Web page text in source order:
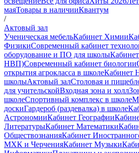
маяТовары в наличииКвантум
/
Актовый зал
Ученическая мебельКабинет Химии
ФизикиСовременный кабинет
оборудование и ПО для школы
НВП)Современный кабинет биологии
открытия агрокласса в школеКабинет
школыАктовый залСтоловая и
для учительскойВходная зона и холл
школеСпортивный комплекс в школе
доскиГардероб (раздевалка) в школе
АстрономииКабинет Географии
ЛитературыКабинет Математики
ОбществознанияКабинет
МХК и ЧерченияКабинет Музыки